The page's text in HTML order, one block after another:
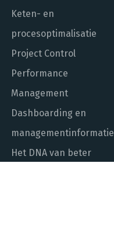
Keten- en
procesoptimalisatie
Project Control
Performance
Management
Dashboarding en
managementinformatie
Het DNA van beter